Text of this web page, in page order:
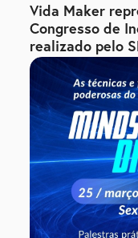
Vida Maker
Congresso de
realizado pelo